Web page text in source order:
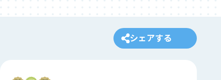
シェアする